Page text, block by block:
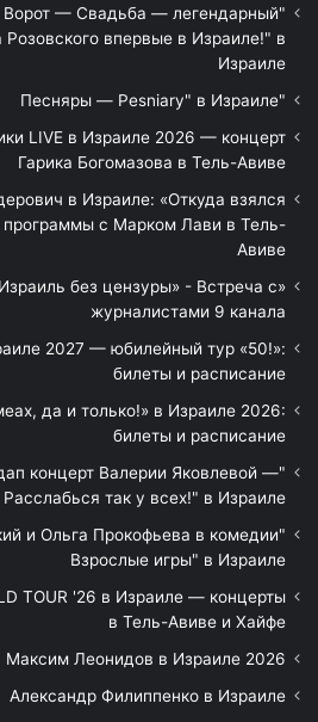
Ворот — Свадьба — легендарный
Розовского впервые в Израиле!" в
Израиле
"Песняры — Pesniary" в Израиле
LIVE в Израиле 2026 — концерт
Гарика Богомазова в Тель-Авиве
в Израиле: «Откуда взялся
с Марком Лави в Тель-
Авиве
без цензуры» - Встреча с
журналистами 9 канала
2027 — юбилейный тур «50!»:
билеты и расписание
да и только!» в Израиле 2026:
билеты и расписание
концерт Валерии Яковлевой —
Расслабься так у всех!" в Израиле
и Ольга Прокофьева в комедии
Взрослые игры" в Израиле
TOUR '26 в Израиле — концерты
в Тель-Авиве и Хайфе
Максим Леонидов в Израиле 2026
Александр Филиппенко в Израиле